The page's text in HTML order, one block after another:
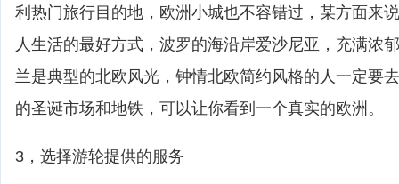
利热门旅行目的地，欧洲小城也不容错过，某方面来
人生活的最好方式，波罗的海沿岸爱沙尼亚，充满浓
兰是典型的北欧风光，钟情北欧简约风格的人一定要
的圣诞市场和地铁，可以让你看到一个真实的欧洲。
3，选择游轮提供的服务